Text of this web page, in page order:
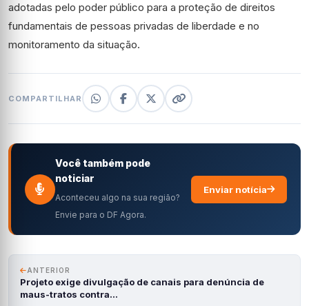
adotadas pelo poder público para a proteção de direitos
fundamentais de pessoas privadas de liberdade e no
monitoramento da situação.
COMPARTILHAR
Você também pode
noticiar
Aconteceu algo na sua região?
Envie para o DF Agora.
Enviar notícia
ANTERIOR
Projeto exige divulgação de canais para denúncia de
maus-tratos contra…